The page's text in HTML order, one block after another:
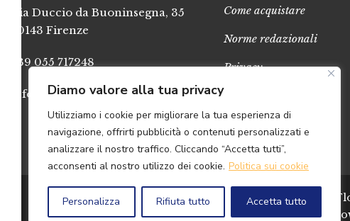
Diamo valore alla tua privacy
Utilizziamo i cookie per migliorare la tua esperienza di
navigazione, offrirti pubblicità o contenuti personalizzati e
analizzare il nostro traffico. Cliccando “Accetta tutti”,
acconsenti al nostro utilizzo dei cookie. Politica sui cookie
Personalizza Rifiuta tutto Accetta tutto
Via Duccio da Buoninsegna, 35
50143 Firenze
+39 055 717248
info@FlorenceArtEdizioni.com
Come acquistare
Norme redazionali
Privacy
Credits
© 2024